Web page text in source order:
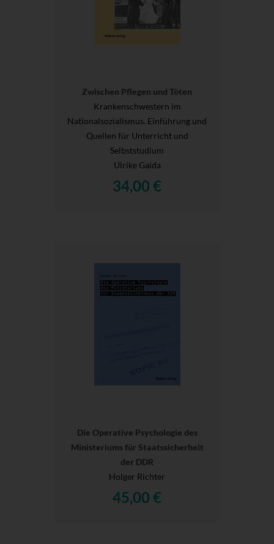
Zwischen Pflegen und Töten
Krankenschwestern im
Nationalsozialismus. Einführung und
Quellen für Unterricht und
Selbststudium
Ulrike Gaida
34,00 €
Die Operative Psychologie des
Ministeriums für Staatssicherheit
der DDR
Holger Richter
45,00 €